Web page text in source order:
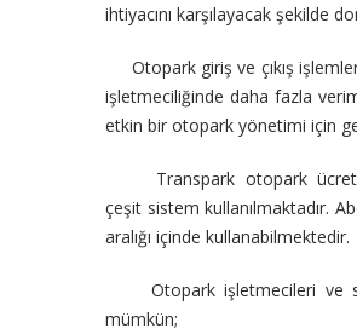
ihtiyacını karşılayacak şekilde
Otopark giriş ve çıkış
işletmeciliğinde daha fazla
etkin bir otopark yönetimi için
Transpark otopark
çeşit sistem kullanılmaktadır.
aralığı içinde kullanabilmektedir.
Otopark işletmecileri ve
mümkün;